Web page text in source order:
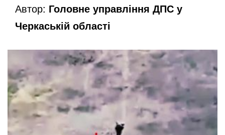
Автор: Головне управління ДПС у
Черкаській області